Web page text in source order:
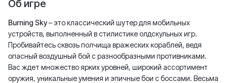
Об игре
Burning Sky– это классический шутер для мобильных
устройств, выполненный в стилистике олдскульных игр.
Пробивайтесь сквозь полчища вражеских кораблей, ведя
опасный воздушный бой с разнообразными противниками.
Вас ждет множество ярких уровней, широкий ассортимент
оружия, уникальные умения и эпичные бои с боссами. Весьма